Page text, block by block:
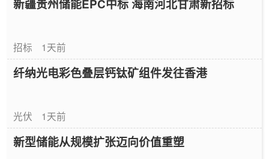
新疆贵州储能EPC中标 海南河北甘肃新招标
招标 1天前
纤纳光电彩色叠层钙钛矿组件发往香港
光伏 1天前
新型储能从规模扩张迈向价值重塑